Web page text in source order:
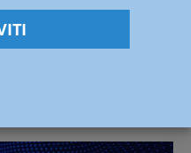
rispetti almeno la